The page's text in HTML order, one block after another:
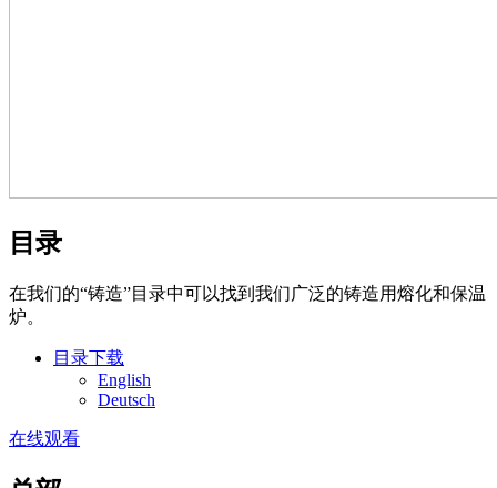
目录
在我们的“铸造”目录中可以找到我们广泛的铸造用熔化和保温
炉。
目录下载
English
Deutsch
在线观看